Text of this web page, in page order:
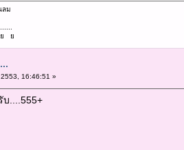
ลม
ย ย
16:46:51 »
....555+